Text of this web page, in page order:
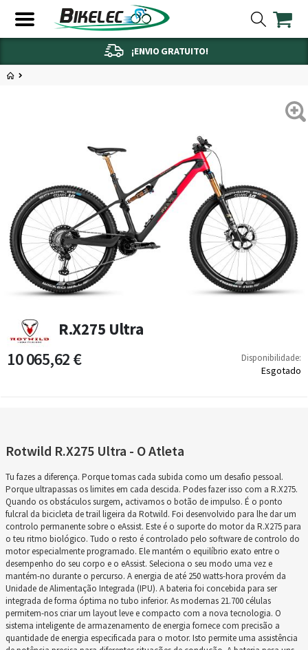
¡ENVIO GRATUITO!
R.X275 Ultra
10 065,62 € Disponibilidade:
Esgotado
Rotwild R.X275 Ultra - O Atleta
Tu fazes a diferença. Porque tomas cada subida como um desafio pessoal.
Porque ultrapassas os limites em cada descida. Podes fazer isso com a R.X275.
Quando os obstáculos surgem, activamos o botão de impulso. É o ponto
fulcral da bicicleta de trail ligeira da Rotwild. Foi desenvolvido para lhe dar um
controlo permanente sobre o eAssist. Este é o suporte do motor da R.X275 para
o teu ritmo biológico. Tudo o resto é controlado pelo software de controlo do
motor especialmente programado. Ele mantém o equilíbrio exato entre o
desempenho do seu corpo e o eAssist. Seleciona o seu modo uma vez e
mantém-no durante o percurso. A energia de até 250 watts-hora provém da
Unidade de Alimentação Integrada (IPU). A bateria foi concebida para ser
integrada de forma óptima no tubo inferior. As modernas 21.700 células
permitem-nos criar um layout leve e compacto com a nova tecnologia. O
sistema inteligente de armazenamento de energia fornece com precisão a
quantidade de energia especificada para o motor. Isto permite uma assistência